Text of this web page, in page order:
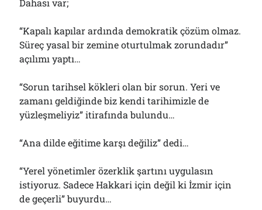
Dahası var;
“Kapalı kapılar ardında demokratik çözüm olmaz.
Süreç yasal bir zemine oturtulmak zorundadır”
açılımı yaptı…
“Sorun tarihsel kökleri olan bir sorun. Yeri ve
zamanı geldiğinde biz kendi tarihimizle de
yüzleşmeliyiz” itirafında bulundu…
“Ana dilde eğitime karşı değiliz” dedi…
“Yerel yönetimler özerklik şartını uygulasın
istiyoruz. Sadece Hakkari için değil ki İzmir için
de geçerli” buyurdu…